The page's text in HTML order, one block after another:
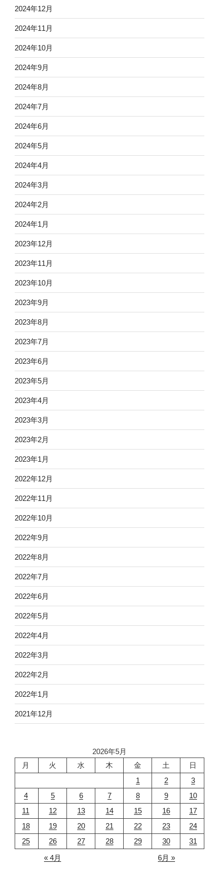
2024年12月
2024年11月
2024年10月
2024年9月
2024年8月
2024年7月
2024年6月
2024年5月
2024年4月
2024年3月
2024年2月
2024年1月
2023年12月
2023年11月
2023年10月
2023年9月
2023年8月
2023年7月
2023年6月
2023年5月
2023年4月
2023年3月
2023年2月
2023年1月
2022年12月
2022年11月
2022年10月
2022年9月
2022年8月
2022年7月
2022年6月
2022年5月
2022年4月
2022年3月
2022年2月
2022年1月
2021年12月
2026年5月
月
火 水 木 金 土
日
1
2
3
4
5 6 7 8 9
10
11
12 13 14 15 16
17
18
19 20 21 22 23
24
25
26 27 28 29 30
31
« 4月
6月 »